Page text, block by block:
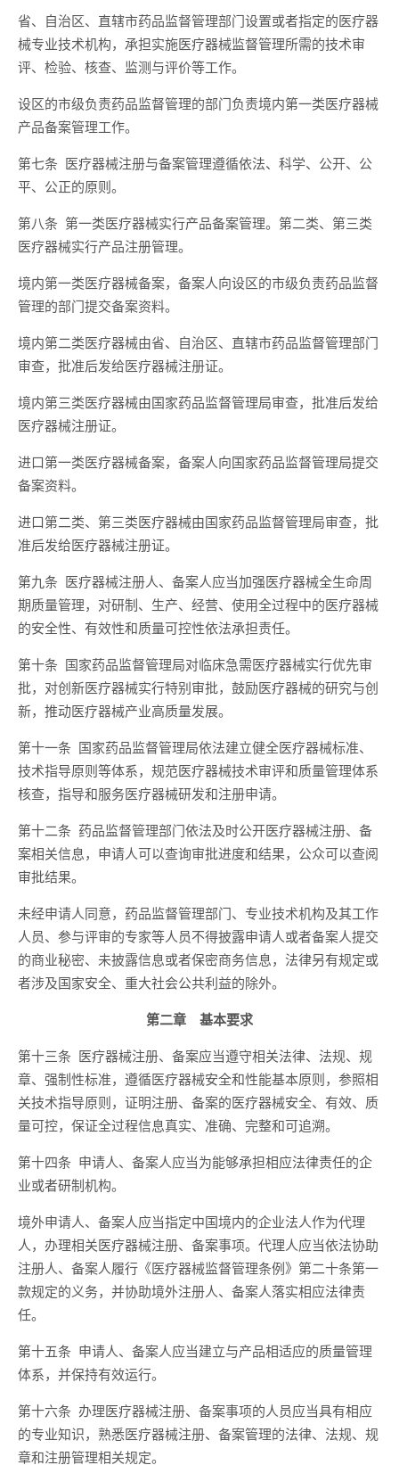
省、自治区、直辖市药品监督管理部门设置或者指定的医疗器
械专业技术机构，承担实施医疗器械监督管理所需的技术审
评、检验、核查、监测与评价等工作。
设区的市级负责药品监督管理的部门负责境内第一类医疗器械
产品备案管理工作。
第七条 医疗器械注册与备案管理遵循依法、科学、公开、公
平、公正的原则。
第八条 第一类医疗器械实行产品备案管理。第二类、第三类
医疗器械实行产品注册管理。
境内第一类医疗器械备案，备案人向设区的市级负责药品监督
管理的部门提交备案资料。
境内第二类医疗器械由省、自治区、直辖市药品监督管理部门
审查，批准后发给医疗器械注册证。
境内第三类医疗器械由国家药品监督管理局审查，批准后发给
医疗器械注册证。
进口第一类医疗器械备案，备案人向国家药品监督管理局提交
备案资料。
进口第二类、第三类医疗器械由国家药品监督管理局审查，批
准后发给医疗器械注册证。
第九条 医疗器械注册人、备案人应当加强医疗器械全生命周
期质量管理，对研制、生产、经营、使用全过程中的医疗器械
的安全性、有效性和质量可控性依法承担责任。
第十条 国家药品监督管理局对临床急需医疗器械实行优先审
批，对创新医疗器械实行特别审批，鼓励医疗器械的研究与创
新，推动医疗器械产业高质量发展。
第十一条 国家药品监督管理局依法建立健全医疗器械标准、
技术指导原则等体系，规范医疗器械技术审评和质量管理体系
核查，指导和服务医疗器械研发和注册申请。
第十二条 药品监督管理部门依法及时公开医疗器械注册、备
案相关信息，申请人可以查询审批进度和结果，公众可以查阅
审批结果。
未经申请人同意，药品监督管理部门、专业技术机构及其工作
人员、参与评审的专家等人员不得披露申请人或者备案人提交
的商业秘密、未披露信息或者保密商务信息，法律另有规定或
者涉及国家安全、重大社会公共利益的除外。
第二章 基本要求
第十三条 医疗器械注册、备案应当遵守相关法律、法规、规
章、强制性标准，遵循医疗器械安全和性能基本原则，参照相
关技术指导原则，证明注册、备案的医疗器械安全、有效、质
量可控，保证全过程信息真实、准确、完整和可追溯。
第十四条 申请人、备案人应当为能够承担相应法律责任的企
业或者研制机构。
境外申请人、备案人应当指定中国境内的企业法人作为代理
人，办理相关医疗器械注册、备案事项。代理人应当依法协助
注册人、备案人履行《医疗器械监督管理条例》第二十条第一
款规定的义务，并协助境外注册人、备案人落实相应法律责
任。
第十五条 申请人、备案人应当建立与产品相适应的质量管理
体系，并保持有效运行。
第十六条 办理医疗器械注册、备案事项的人员应当具有相应
的专业知识，熟悉医疗器械注册、备案管理的法律、法规、规
章和注册管理相关规定。